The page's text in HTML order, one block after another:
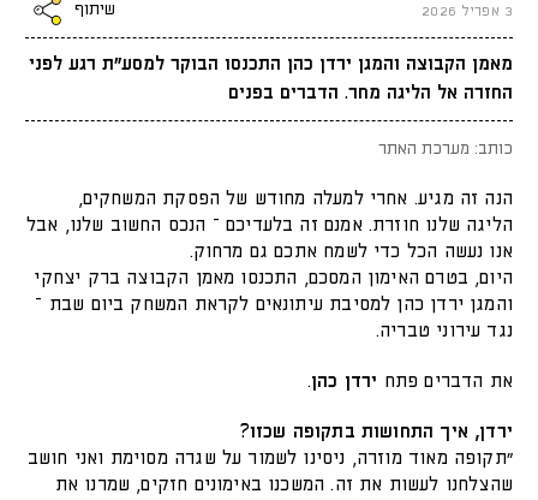
3 אפריל 2026 שיתוף
מאמן הקבוצה והמגן ירדן כהן התכנסו הבוקר למסע"ת רגע לפני
החזרה אל הליגה מחר. הדברים בפנים
כותב: מערכת האתר
הנה זה מגיע. אחרי למעלה מחודש של הפסקת המשחקים,
הליגה שלנו חוזרת. אמנם זה בלעדיכם – הנכס החשוב שלנו, אבל
אנו נעשה הכל כדי לשמח אתכם גם מרחוק.
היום, בטרם האימון המסכם, התכנסו מאמן הקבוצה ברק יצחקי
והמגן ירדן כהן למסיבת עיתונאים לקראת המשחק ביום שבת –
נגד עירוני טבריה.
את הדברים פתח ירדן כהן.
ירדן, איך התחושות בתקופה שכזו?
”תקופה מאוד מוזרה, ניסינו לשמור על שגרה מסוימת ואני חושב
שהצלחנו לעשות את זה. המשכנו באימונים חזקים, שמרנו את